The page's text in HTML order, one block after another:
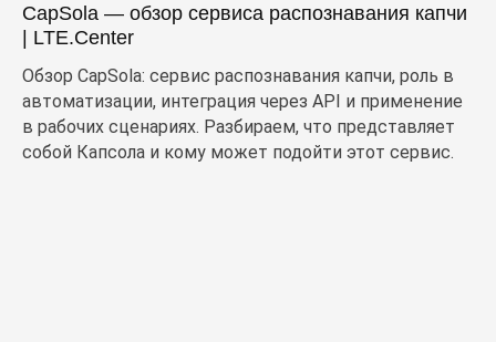
CapSola — обзор сервиса распознавания капчи
| LTE.Center
Обзор CapSola: сервис распознавания капчи, роль в
автоматизации, интеграция через API и применение
в рабочих сценариях. Разбираем, что представляет
собой Капсола и кому может подойти этот сервис.